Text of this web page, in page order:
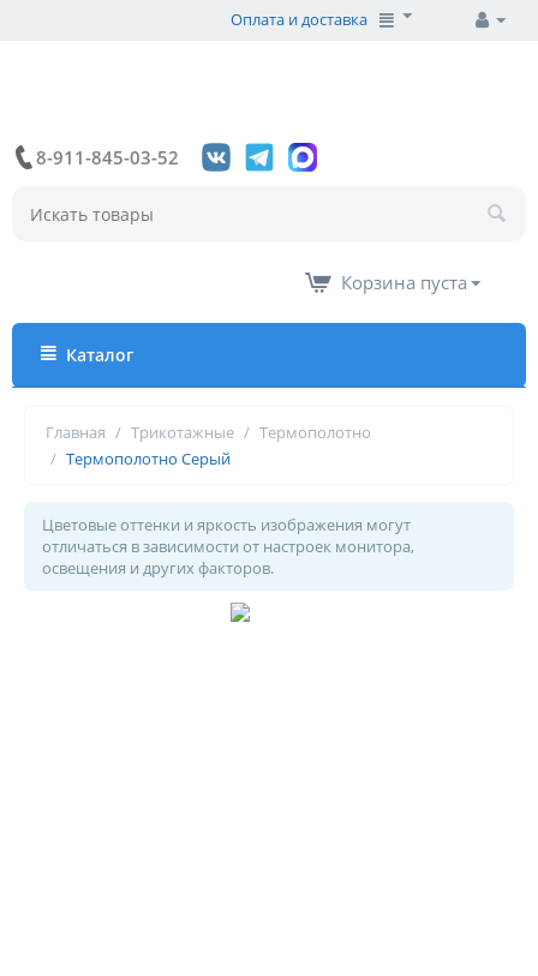
Оплата и доставка
8-911-845-03-52
Корзина пуста
Каталог
Главная / Трикотажные / Термополотно
/ Термополотно Серый
Цветовые оттенки и яркость изображения могут
отличаться в зависимости от настроек монитора,
освещения и других факторов.